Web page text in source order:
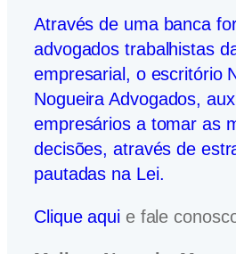
Através de uma banca
advogados trabalhistas
empresarial, o escritório
Nogueira Advogados,
empresários a tomar as
decisões, através de
pautadas na Lei.
Clique aquie fale